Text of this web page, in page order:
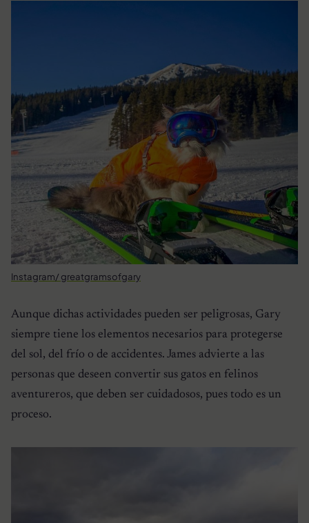
Instagram/ greatgramsofgary
Aunque dichas actividades pueden ser peligrosas, Gary
siempre tiene los elementos necesarios para protegerse
del sol, del frío o de accidentes. James advierte a las
personas que deseen convertir sus gatos en felinos
aventureros, que deben ser cuidadosos, pues todo es un
proceso.